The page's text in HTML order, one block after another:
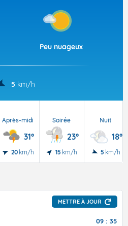
Peu nuageux
5 km/h
Après-midi
31°
20 km/h
Soirée
23°
15 km/h
Nuit
18°
5 km/h
METTRE À JOUR
09 : 35